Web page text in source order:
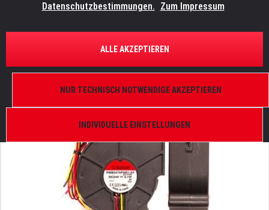
ÜBERSICHT ERSATZTEILE
ELATION 9900003656
Spot 575E, Design Spot 1200C, Design Spot1400E,
Design Wash 1400E, PMB2475PNB1-AY,
Schneckenlüfter
Datenschutzbestimmungen. Zum Impressum
INDIVIDUELLE EINSTELLUNGEN
NUR TECHNISCH NOTWENDIGE AKZEPTIEREN
ALLE AKZEPTIEREN